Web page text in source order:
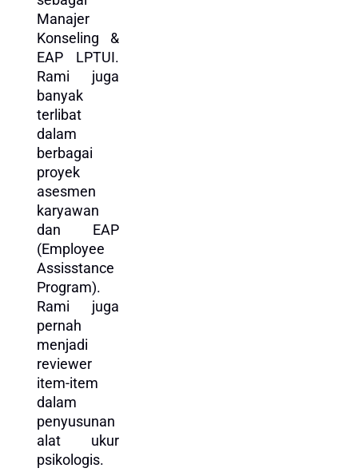
Manajer
Konseling &
EAP LPTUI.
Rami juga
banyak
terlibat
dalam
berbagai
proyek
asesmen
karyawan
dan EAP
(Employee
Assisstance
Program).
Rami juga
pernah
menjadi
reviewer
item-item
dalam
penyusunan
alat ukur
psikologis.